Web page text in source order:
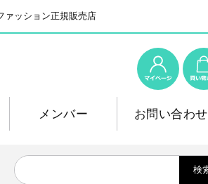
ァッション正規販売店
メンバー お問い合わせ